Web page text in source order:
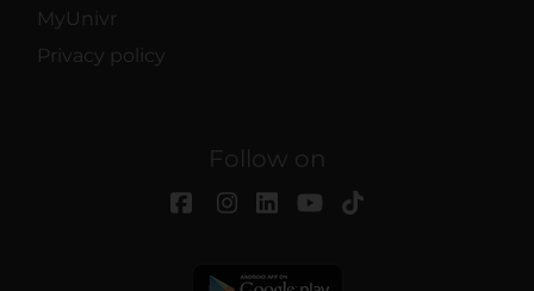
MyUnivr
Privacy policy
Follow on